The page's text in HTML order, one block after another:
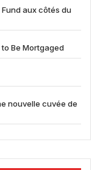
aux côtés du
to Be Mortgaged
nouvelle cuvée de